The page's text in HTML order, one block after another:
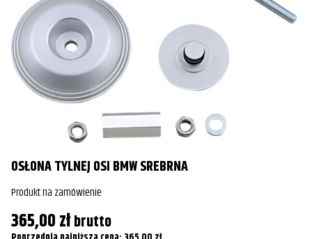
OSŁONA TYLNEJ OSI BMW SREBRNA
Produkt na zamówienie
365,00złbrutto